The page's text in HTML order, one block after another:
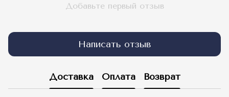
Добавьте первый отзыв
Написать отзыв
Доставка Оплата Возврат